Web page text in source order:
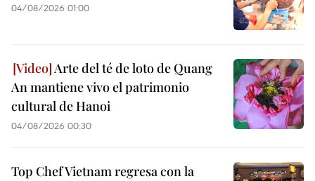
04/08/2026 01:00
Arte del té de loto de Quang
An mantiene vivo el patrimonio
cultural de Hanoi
04/08/2026 00:30
Top Chef Vietnam regresa con la